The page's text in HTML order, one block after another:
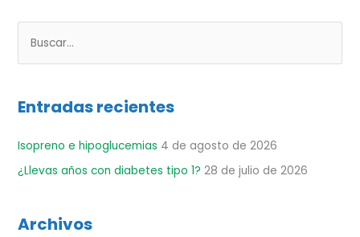
u
c
r
p
r
Entradas recientes
Isopreno e hipoglucemias 4 de agosto de 2026
¿Llevas años con diabetes tipo 1? 28 de julio de 2026
Archivos